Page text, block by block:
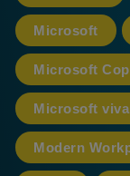
Microsoft
Microsoft
Microsoft viva
Modern